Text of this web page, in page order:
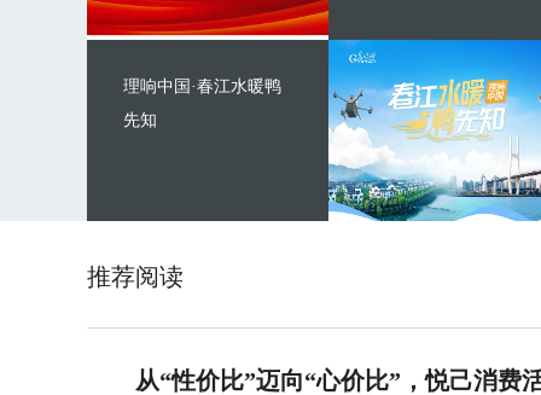
理响中国·春江水暖鸭
先知
推荐阅读
从“性价比”迈向“心价比”，悦己消费